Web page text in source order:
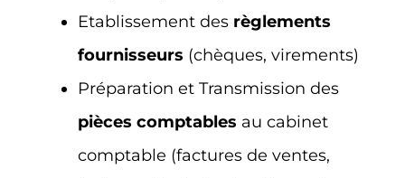
Etablissement des règlements
fournisseurs (chèques, virements)
Préparation et Transmission des
pièces comptables au cabinet
comptable (factures de ventes,